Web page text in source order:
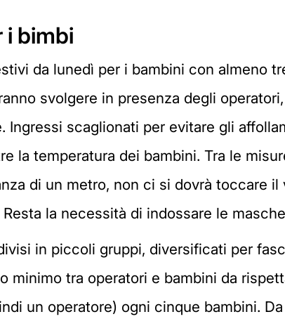
i bimbi
da lunedì per i bambini con almeno
svolgere in presenza degli
Ingressi scaglionati per evitare gli
la temperatura dei bambini. Tra le
di un metro, non ci si dovrà toccare
la necessità di indossare le
in piccoli gruppi, diversificati per
minimo tra operatori e bambini da
un operatore) ogni cinque bambini.